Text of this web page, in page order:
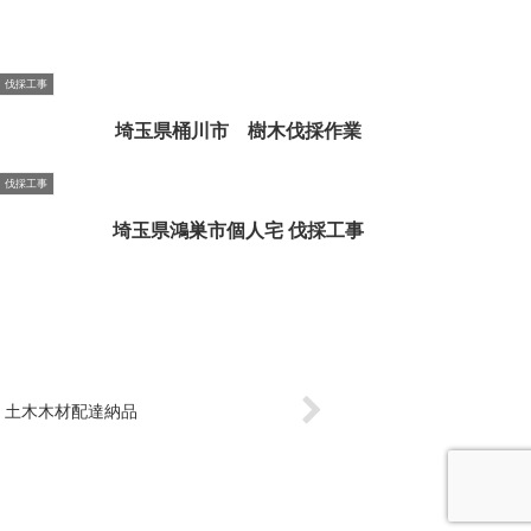
伐採工事
埼玉県桶川市 樹木伐採作業
伐採工事
埼玉県鴻巣市個人宅 伐採工事
木木材配達納品